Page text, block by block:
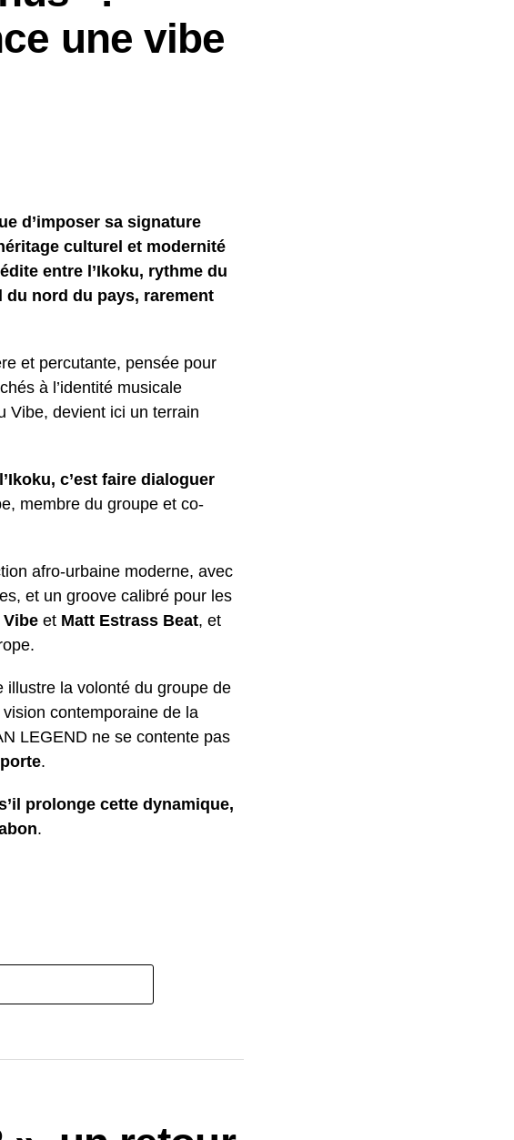
une vibe
d’imposer sa signature
culturel et modernité
entre l’Ikoku, rythme du
du nord du pays, rarement
et percutante, pensée pour
à l’identité musicale
Vibe, devient ici un terrain
c’est faire dialoguer
membre du groupe et co-
afro-urbaine moderne, avec
et un groove calibré pour les
Vibe et Matt Estrass Beat, et
illustre la volonté du groupe de
contemporaine de la
LEGEND ne se contente pas
.
prolonge cette dynamique,
.